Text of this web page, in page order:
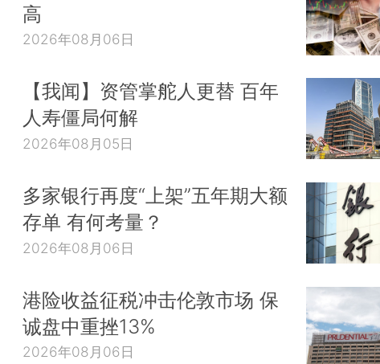
高
2026年08月06日
【我闻】资管掌舵人更替 百年
人寿僵局何解
2026年08月05日
多家银行再度“上架”五年期大额
存单 有何考量？
2026年08月06日
港险收益征税冲击伦敦市场 保
诚盘中重挫13%
2026年08月06日